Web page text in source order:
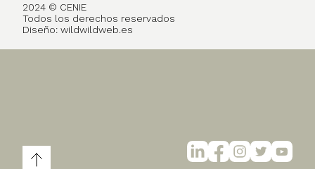
2024 © CENIE
Todos los derechos reservados
Diseño: wildwildweb.es